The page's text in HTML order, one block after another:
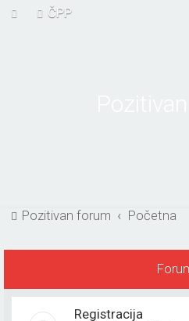
ČPP
Pozitivan forum Početna
Registracija